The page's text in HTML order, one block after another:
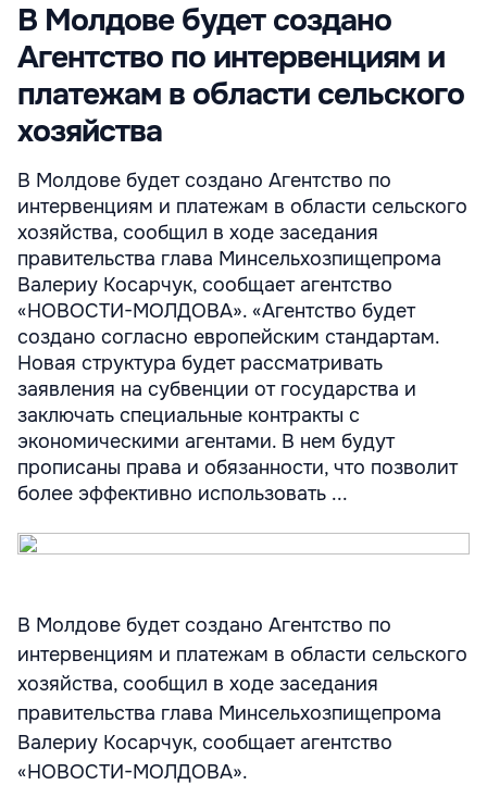
В Молдове будет создано
Агентство по интервенциям и
платежам в области сельского
хозяйства
В Молдове будет создано Агентство по
интервенциям и платежам в области сельского
хозяйства, сообщил в ходе заседания
правительства глава Минсельхозпищепрома
Валериу Косарчук, сообщает агентство
«НОВОСТИ-МОЛДОВА». «Агентство будет
создано согласно европейским стандартам.
Новая структура будет рассматривать
заявления на субвенции от государства и
заключать специальные контракты с
экономическими агентами. В нем будут
прописаны права и обязанности, что позволит
более эффективно использовать ...
В Молдове будет создано Агентство по
интервенциям и платежам в области сельского
хозяйства, сообщил в ходе заседания
правительства глава Минсельхозпищепрома
Валериу Косарчук, сообщает агентство
«НОВОСТИ-МОЛДОВА».